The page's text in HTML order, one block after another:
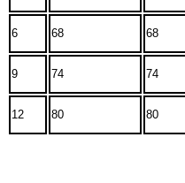
6 68 68
9 74 74
12 80 80